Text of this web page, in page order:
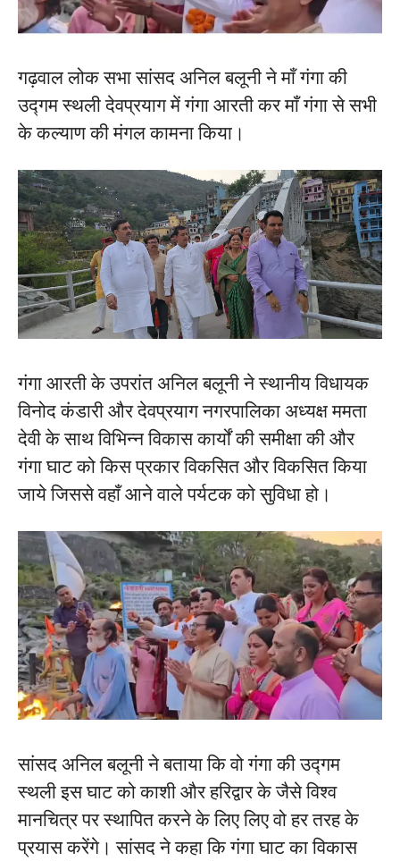
गढ़वाल लोक सभा सांसद अनिल बलूनी ने माँ गंगा की
उद्गम स्थली देवप्रयाग में गंगा आरती कर माँ गंगा से सभी
के कल्याण की मंगल कामना किया।
गंगा आरती के उपरांत अनिल बलूनी ने स्थानीय विधायक
विनोद कंडारी और देवप्रयाग नगरपालिका अध्यक्ष ममता
देवी के साथ विभिन्न विकास कार्यों की समीक्षा की और
गंगा घाट को किस प्रकार विकसित और विकसित किया
जाये जिससे वहाँ आने वाले पर्यटक को सुविधा हो।
सांसद अनिल बलूनी ने बताया कि वो गंगा की उद्गम
स्थली इस घाट को काशी और हरिद्वार के जैसे विश्व
मानचित्र पर स्थापित करने के लिए लिए वो हर तरह के
प्रयास करेंगे। सांसद ने कहा कि गंगा घाट का विकास